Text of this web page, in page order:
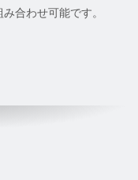
合わせ可能です。